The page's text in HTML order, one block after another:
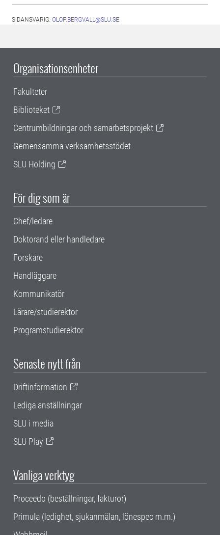
SIDANSVARIG: OLOF.BERGVALL@SLU.SE
Organisationsenheter
Fakulteter
Biblioteket
Centrumbildningar och samarbetsprojekt
Gemensamma verksamhetsstödet
SLU Holding
För dig som är
Chef/ledare
Doktorand eller handledare
Forskare
Handläggare
Kommunikatör
Lärare/studierektor
Programstudierektor
Senaste nytt från
Driftinformation
Lediga anställningar
SLU i media
SLU Play
Vanliga verktyg
Proceedo (beställningar, fakturor)
Primula (ledighet, sjukanmälan, lönespec m.m.)